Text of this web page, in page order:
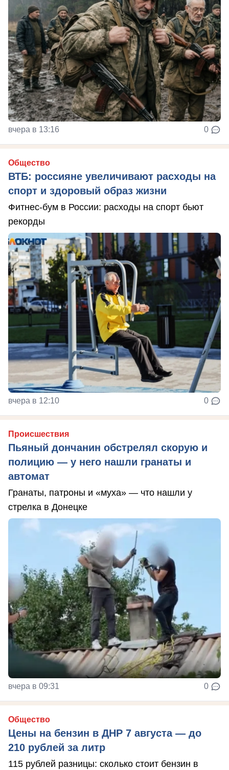
вчера в 13:16 0
Общество
ВТБ: россияне увеличивают расходы на
спорт и здоровый образ жизни
Фитнес-бум в России: расходы на спорт бьют
рекорды
вчера в 12:10 0
Происшествия
Пьяный дончанин обстрелял скорую и
полицию — у него нашли гранаты и
автомат
Гранаты, патроны и «муха» — что нашли у
стрелка в Донецке
вчера в 09:31 0
Общество
Цены на бензин в ДНР 7 августа — до
210 рублей за литр
115 рублей разницы: сколько стоит бензин в